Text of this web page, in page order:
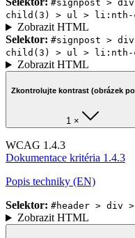
#signpost >
child(3) > ul > li:nth-
Zobrazit HTML
Selektor: #signpost >
child(3) > ul > li:nth-
Zobrazit HTML
Zkontrolujte kontrast (obrázek
1 ×
WCAG 1.4.3
Dokumentace kritéria 1.4.3
Popis techniky (EN)
Selektor: #header > div
Zobrazit HTML